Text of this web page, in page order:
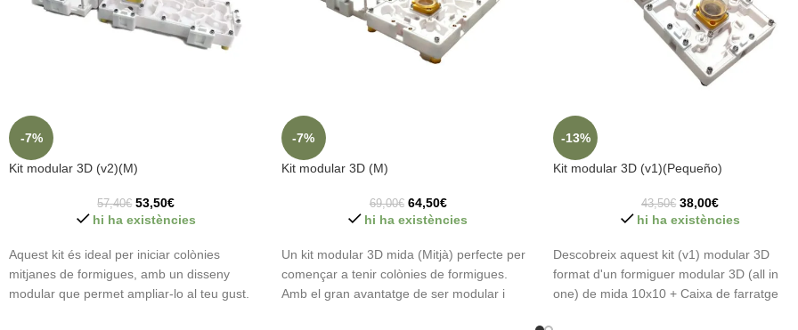
-7%
Kit modular 3D (v2)(M)
57,40€ 53,50€
hi ha existències
Aquest kit és ideal per iniciar colònies
mitjanes de formigues, amb un disseny
modular que permet ampliar-lo al teu gust.
-7%
Kit modular 3D (M)
69,00€ 64,50€
hi ha existències
Un kit modular 3D mida (Mitjà) perfecte per
començar a tenir colònies de formigues.
Amb el gran avantatge de ser modular i
-13%
Kit modular 3D (v1)(Pequeño)
43,50€ 38,00€
hi ha existències
Descobreix aquest kit (v1) modular 3D
format d'un formiguer modular 3D (all in
one) de mida 10x10 + Caixa de farratge